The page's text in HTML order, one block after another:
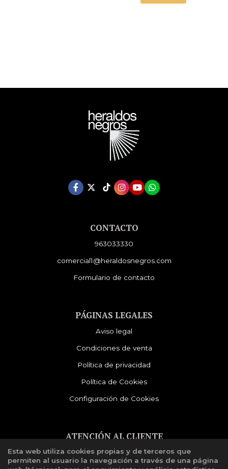
CONTACTO
963033330
comercial1@heraldosnegros.com
Formulario de contacto
PÁGINAS LEGALES
Aviso legal
Condiciones de venta
Política de privacidad
Política de Cookies
Configuración de Cookies
ATENCIÓN AL CLIENTE
Quiénes somos
Esta web utiliza cookies propias y de terceros que
permiten al usuario la navegación a través de una página